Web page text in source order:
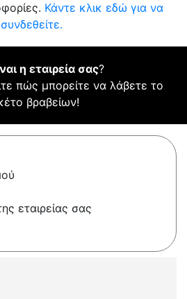
Κάντε κλικ εδώ για να
συνδεθείτε.
η εταιρεία σας?
πώς μπορείτε να λάβετε το
βραβείων!
εταιρείας σας